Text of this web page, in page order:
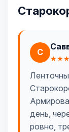
С
день,
ровно,